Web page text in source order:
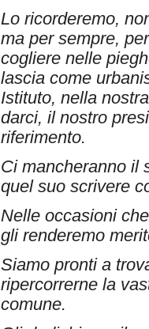
Lo ricorderemo,
ma per sempre,
cogliere nelle
lascia come
Istituto, nella
darci, il nostro
riferimento.
Ci mancheranno il
quel suo scrivere
Nelle occasioni
gli renderemo
Siamo pronti a
ripercorrerne la
comune.